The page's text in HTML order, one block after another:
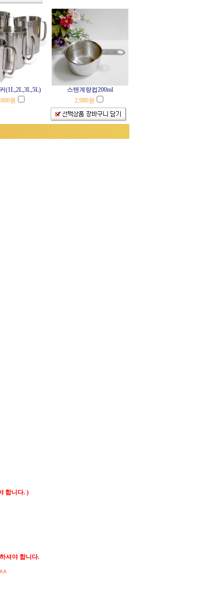
(1L,2L,3L,5L)
스텐계량컵200ml
원 2,980원
합니다. )
셔야 합니다.